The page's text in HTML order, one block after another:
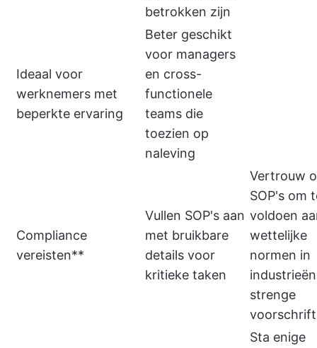
betrokken zijn
Ideaal voor
werknemers met
beperkte ervaring
Beter geschikt
voor managers
en cross-
functionele
teams die
toezien op
naleving
Compliance
vereisten**
Vullen SOP's aan
met bruikbare
details voor
kritieke taken
Vertrouw
SOP's om
voldoen
wettelijke
normen in
strenge
Sta enige